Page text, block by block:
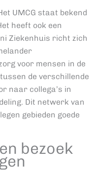
UMCG staat bekend
heeft ook een
Ziekenhuis richt zich
voor mensen in de
de verschillende
naar collega’s in
Dit netwerk van
gebieden goede
bezoek